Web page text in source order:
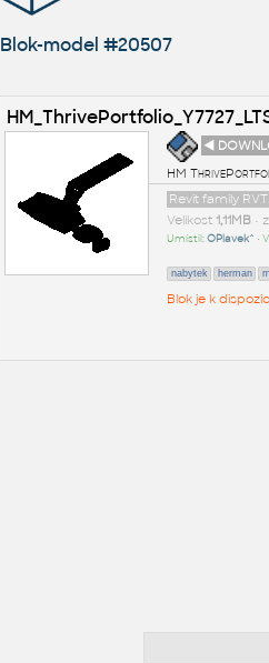
Blok-model #20507
◄
HM
Revit family
Velikost 1,11MB•
Umístil:OPlavek^ •
nabytek herman
Blok je k